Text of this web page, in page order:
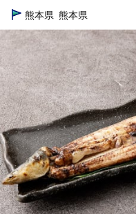
熊本県 熊本県